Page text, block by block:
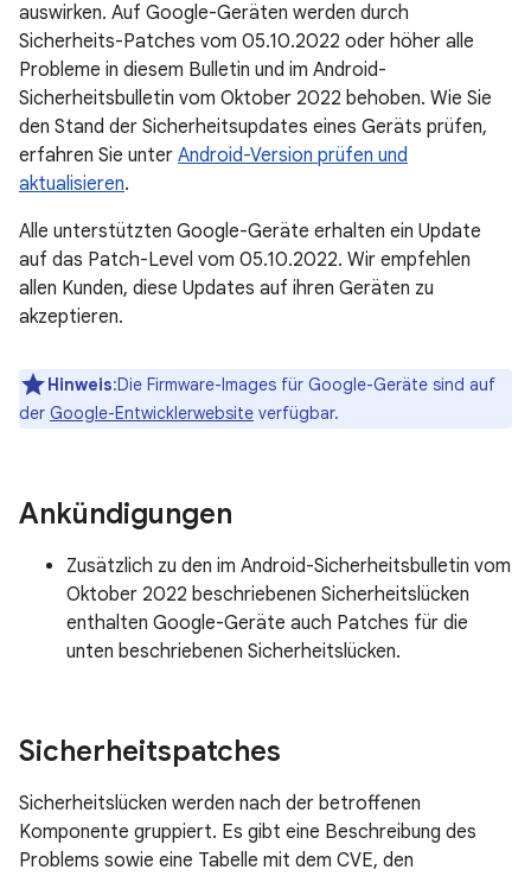
auswirken. Auf Google-Geräten werden durch
Sicherheits-Patches vom 05.10.2022 oder höher alle
Probleme in diesem Bulletin und im Android-
Sicherheitsbulletin vom Oktober 2022 behoben. Wie Sie
den Stand der Sicherheitsupdates eines Geräts prüfen,
erfahren Sie unter Android-Version prüfen und
aktualisieren.
Alle unterstützten Google-Geräte erhalten ein Update
auf das Patch-Level vom 05.10.2022. Wir empfehlen
allen Kunden, diese Updates auf ihren Geräten zu
akzeptieren.
Hinweis:Die Firmware-Images für Google-Geräte sind auf
der Google-Entwicklerwebsite verfügbar.
Ankündigungen
Zusätzlich zu den im Android-Sicherheitsbulletin vom
Oktober 2022 beschriebenen Sicherheitslücken
enthalten Google-Geräte auch Patches für die
unten beschriebenen Sicherheitslücken.
Sicherheitspatches
Sicherheitslücken werden nach der betroffenen
Komponente gruppiert. Es gibt eine Beschreibung des
Problems sowie eine Tabelle mit dem CVE, den